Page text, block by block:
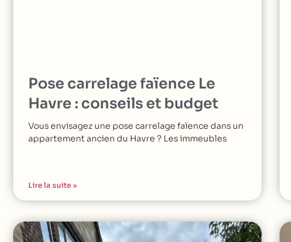
Pose carrelage faïence Le
Havre : conseils et budget
Vous envisagez une pose carrelage faïence dans un
appartement ancien du Havre ? Les immeubles
Lire la suite »